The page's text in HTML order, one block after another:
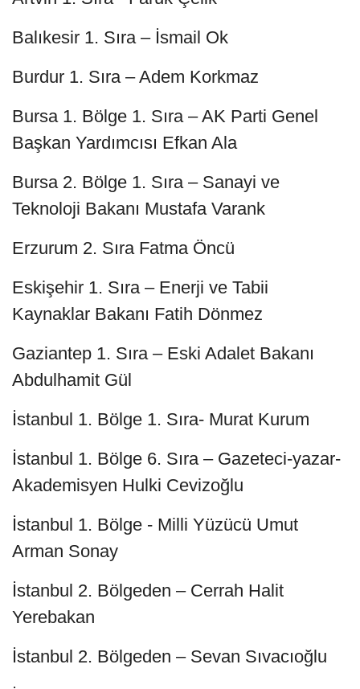
Balıkesir 1. Sıra – İsmail Ok
Burdur 1. Sıra – Adem Korkmaz
Bursa 1. Bölge 1. Sıra – AK Parti Genel
Başkan Yardımcısı Efkan Ala
Bursa 2. Bölge 1. Sıra – Sanayi ve
Teknoloji Bakanı Mustafa Varank
Erzurum 2. Sıra Fatma Öncü
Eskişehir 1. Sıra – Enerji ve Tabii
Kaynaklar Bakanı Fatih Dönmez
Gaziantep 1. Sıra – Eski Adalet Bakanı
Abdulhamit Gül
İstanbul 1. Bölge 1. Sıra- Murat Kurum
İstanbul 1. Bölge 6. Sıra – Gazeteci-yazar-
Akademisyen Hulki Cevizoğlu
İstanbul 1. Bölge - Milli Yüzücü Umut
Arman Sonay
İstanbul 2. Bölgeden – Cerrah Halit
Yerebakan
İstanbul 2. Bölgeden – Sevan Sıvacıoğlu